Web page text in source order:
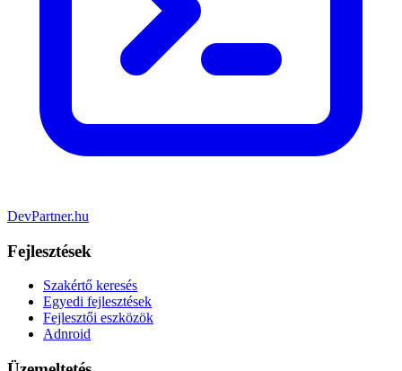
DevPartner.hu
Fejlesztések
Szakértő keresés
Egyedi fejlesztések
Fejlesztői eszközök
Adnroid